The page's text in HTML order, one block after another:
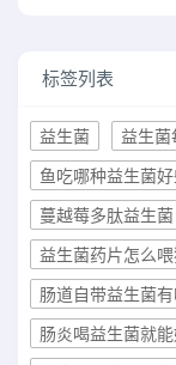
标签列表
益生菌 益生
鱼吃哪种益生菌
蔓越莓多肽益生菌
益生菌药片怎么
肠道自带益生菌
肠炎喝益生菌就